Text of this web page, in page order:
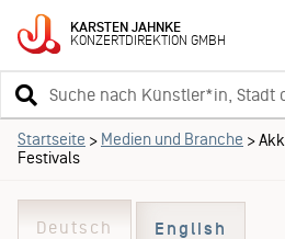
KARSTENJAHNKE
KONZERTDIREKTIONGMBH
Suchbegriff
eingeben
Startseite > Medien und Branche >
Festivals
Deutsch English